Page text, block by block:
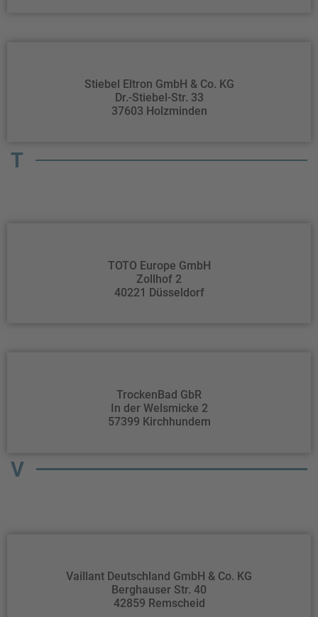
Stiebel Eltron GmbH & Co. KG
Dr.-Stiebel-Str. 33
37603 Holzminden
T
TOTO Europe GmbH
Zollhof 2
40221 Düsseldorf
TrockenBad GbR
In der Welsmicke 2
57399 Kirchhundem
V
Vaillant Deutschland GmbH & Co. KG
Berghauser Str. 40
42859 Remscheid